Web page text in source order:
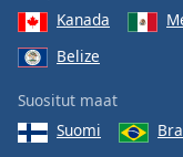
Kanada
Belize
Suositut maat
Suomi